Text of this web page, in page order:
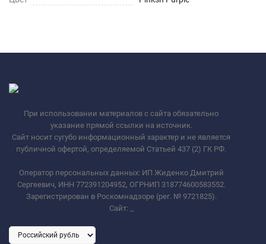
При использовании материалов с сайта обязательно
указание прямой ссылки на источник.
Сайт носит сугубо информационный характер и не является
публичной офертой, определяемой Статьей 437 (2) ГК РФ.
Оператор персональных данных: ИП Жиденко Дмитрий
Сергеевич, ИНН 772391204952, ОГРНИП 318774600583552.
Зарегистрирован в Роскомнадзоре (рег. № 9721825).
Сайт: